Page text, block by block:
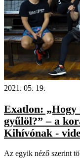
2021. 05. 19.
Exatlon: „Hogy
gyűlöl?” – a
Kihívónak -
Az egyik néző szerint